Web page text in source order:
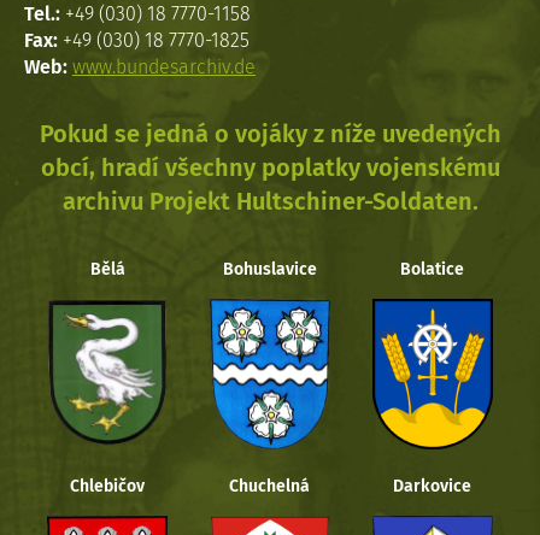
Tel.: +49 (030) 18 7770-1158
Fax: +49 (030) 18 7770-1825
Web: www.bundesarchiv.de
Pokud se jedná o vojáky z níže uvedených
obcí, hradí všechny poplatky vojenskému
archivu Projekt Hultschiner-Soldaten.
Bělá Bohuslavice Bolatice
Chlebičov Chuchelná Darkovice